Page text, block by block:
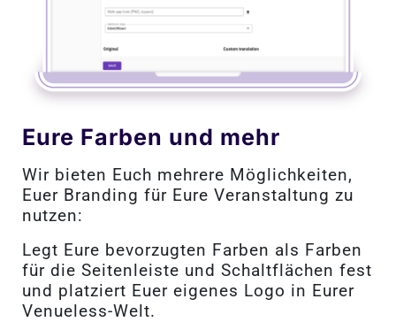
Eure Farben und mehr
Wir bieten Euch mehrere Möglichkeiten,
Euer Branding für Eure Veranstaltung zu
nutzen:
Legt Eure bevorzugten Farben als Farben
für die Seitenleiste und Schaltflächen fest
und platziert Euer eigenes Logo in Eurer
Venueless-Welt.